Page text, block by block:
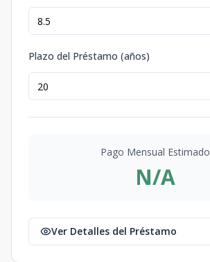
Plazo del Préstamo (años)
Pago Mensual Estimado
N/A
Ver Detalles del Préstamo